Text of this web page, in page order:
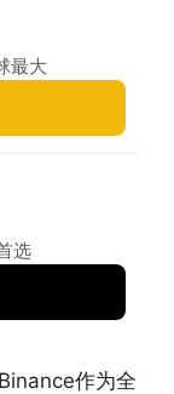
最大
选
作为全